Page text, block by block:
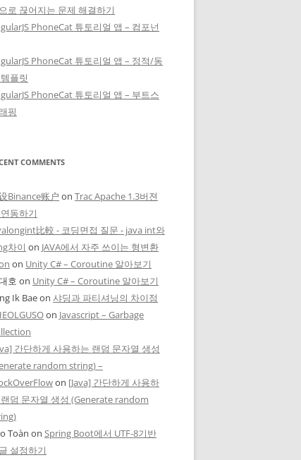
로 끊어지는 문제 해결하기
PhoneCat 튜토리얼 앱 – 컴포넌
PhoneCat 튜토리얼 앱 – 정적/동
플릿
PhoneCat 튜토리얼 앱 – 부트스
핑
COMMENTS
Binance账户 on Trac Apache 1.3버젼
동하기
比較 - 코딩면접 질문 - java int와
차이 on JAVA에서 자주 쓰이는 형변환
on Unity C# – Coroutine 알아보기
호 on Unity C# – Coroutine 알아보기
Ik Baeon 샤딩과 파티셔닝의 차이점
on Javascript – Garbage
간단하게 사용하는 랜덤 문자열 생성
random string) –
on [Java] 간단하게 사용하
덤 문자열 생성 (Generate random
Toàn on Spring Boot에서 UTF-8기반
설정하기